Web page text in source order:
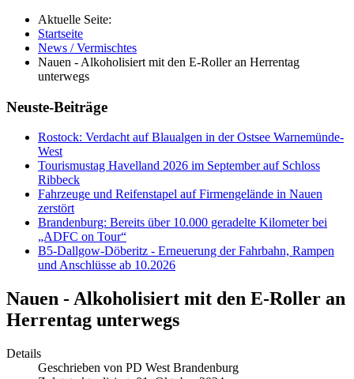
Aktuelle Seite:
Startseite
News / Vermischtes
Nauen - Alkoholisiert mit den E-Roller an Herrentag
unterwegs
Neuste-Beiträge
Rostock: Verdacht auf Blaualgen in der Ostsee Warnemünde-
West
Tourismustag Havelland 2026 im September auf Schloss
Ribbeck
Fahrzeuge und Reifenstapel auf Firmengelände in Nauen
zerstört
Brandenburg: Bereits über 10.000 geradelte Kilometer bei
„ADFC on Tour“
B5-Dallgow-Döberitz - Erneuerung der Fahrbahn, Rampen
und Anschlüsse ab 10.2026
Nauen - Alkoholisiert mit den E-Roller an
Herrentag unterwegs
Details
Geschrieben von PD West Brandenburg